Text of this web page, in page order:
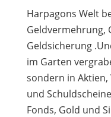
Harpagons Welt
Geldvermehrung,
Geldsicherung
im Garten
sondern in
und
Fonds, Gold und